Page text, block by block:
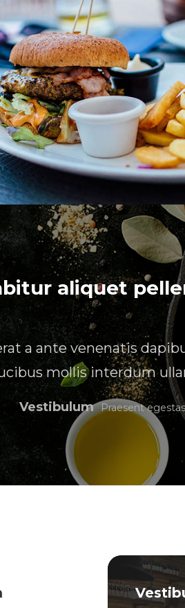
aliquet
a ante venenatis
mollis interdum
Vestibulum Praesent